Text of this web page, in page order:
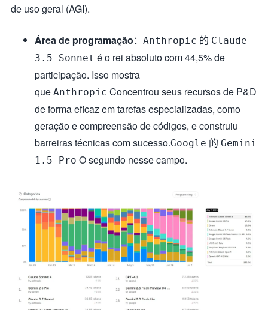
de uso geral (AGI).
Área de programação： Anthropic 的 Claude
3.5 Sonnet é o rei absoluto com 44,5% de
participação. Isso mostra
que Anthropic Concentrou seus recursos de P&D
de forma eficaz em tarefas especializadas, como
geração e compreensão de códigos, e construiu
barreiras técnicas com sucesso.Google 的 Gemini
1.5 Pro O segundo nesse campo.